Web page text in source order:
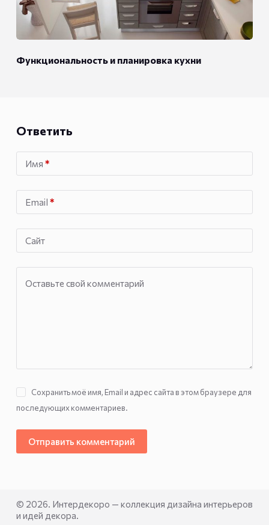
Функциональность и планировка кухни
Ответить
Имя *
Email *
Сайт
Оставьте свой комментарий
Сохранить моё имя, Email и адрес сайта в этом браузере для
последующих комментариев.
Отправить комментарий
© 2026. Интердекоро — коллекция дизайна интерьеров
и идей декора.